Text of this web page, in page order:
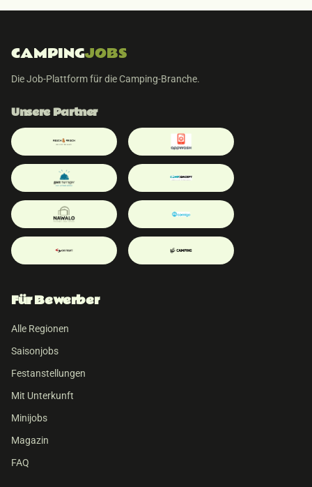
CAMPINGJOBS
Die Job-Plattform für die Camping-Branche.
Unsere Partner
Für Bewerber
Alle Regionen
Saisonjobs
Festanstellungen
Mit Unterkunft
Minijobs
Magazin
FAQ